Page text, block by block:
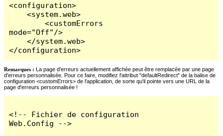
<configuration>
    <system.web>
        <customErrors
mode="Off"/>
    </system.web>
</configuration>
Remarques : La page d'erreurs actuellement affichée peut être remplacée par une page
d'erreurs personnalisée. Pour ce faire, modifiez l'attribut "defaultRedirect" de la balise de
configuration <customErrors> de l'application, de sorte qu'il pointe vers une URL de la
page d'erreurs personnalisée !
<!-- Fichier de configuration
Web.Config -->